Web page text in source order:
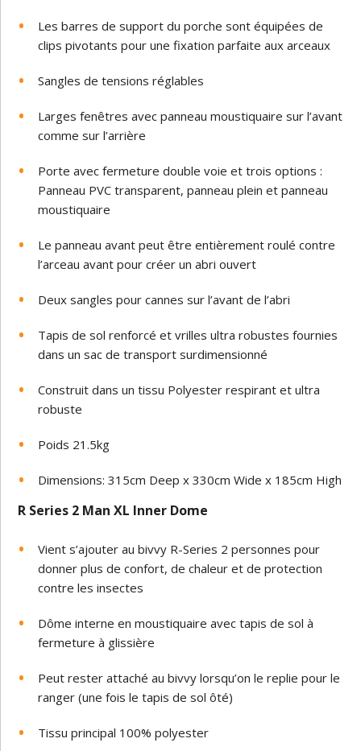
Les barres de support du porche sont équipées de
clips pivotants pour une fixation parfaite aux arceaux
Sangles de tensions réglables
Larges fenêtres avec panneau moustiquaire sur l’avant
comme sur l’arrière
Porte avec fermeture double voie et trois options :
Panneau PVC transparent, panneau plein et panneau
moustiquaire
Le panneau avant peut être entièrement roulé contre
l’arceau avant pour créer un abri ouvert
Deux sangles pour cannes sur l’avant de l’abri
Tapis de sol renforcé et vrilles ultra robustes fournies
dans un sac de transport surdimensionné
Construit dans un tissu Polyester respirant et ultra
robuste
Poids 21.5kg
Dimensions: 315cm Deep x 330cm Wide x 185cm High
R Series 2 Man XL Inner Dome
Vient s’ajouter au bivvy R-Series 2 personnes pour
donner plus de confort, de chaleur et de protection
contre les insectes
Dôme interne en moustiquaire avec tapis de sol à
fermeture à glissière
Peut rester attaché au bivvy lorsqu’on le replie pour le
ranger (une fois le tapis de sol ôté)
Tissu principal 100% polyester